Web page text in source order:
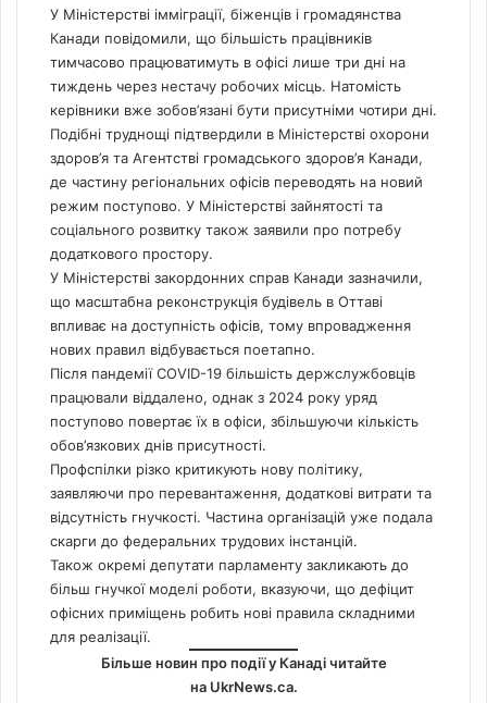
У Міністерстві імміграції, біженців і громадянства
Канади повідомили, що більшість працівників
тимчасово працюватимуть в офісі лише три дні на
тиждень через нестачу робочих місць. Натомість
керівники вже зобов’язані бути присутніми чотири дні.
Подібні труднощі підтвердили в Міністерстві охорони
здоров’я та Агентстві громадського здоров’я Канади,
де частину регіональних офісів переводять на новий
режим поступово. У Міністерстві зайнятості та
соціального розвитку також заявили про потребу
додаткового простору.
У Міністерстві закордонних справ Канади зазначили,
що масштабна реконструкція будівель в Оттаві
впливає на доступність офісів, тому впровадження
нових правил відбувається поетапно.
Після пандемії COVID-19 більшість держслужбовців
працювали віддалено, однак з 2024 року уряд
поступово повертає їх в офіси, збільшуючи кількість
обов’язкових днів присутності.
Профспілки різко критикують нову політику,
заявляючи про перевантаження, додаткові витрати та
відсутність гнучкості. Частина організацій уже подала
скарги до федеральних трудових інстанцій.
Також окремі депутати парламенту закликають до
більш гнучкої моделі роботи, вказуючи, що дефіцит
офісних приміщень робить нові правила складними
для реалізації.
Більше новин про події у Канаді читайте
на UkrNews.ca.